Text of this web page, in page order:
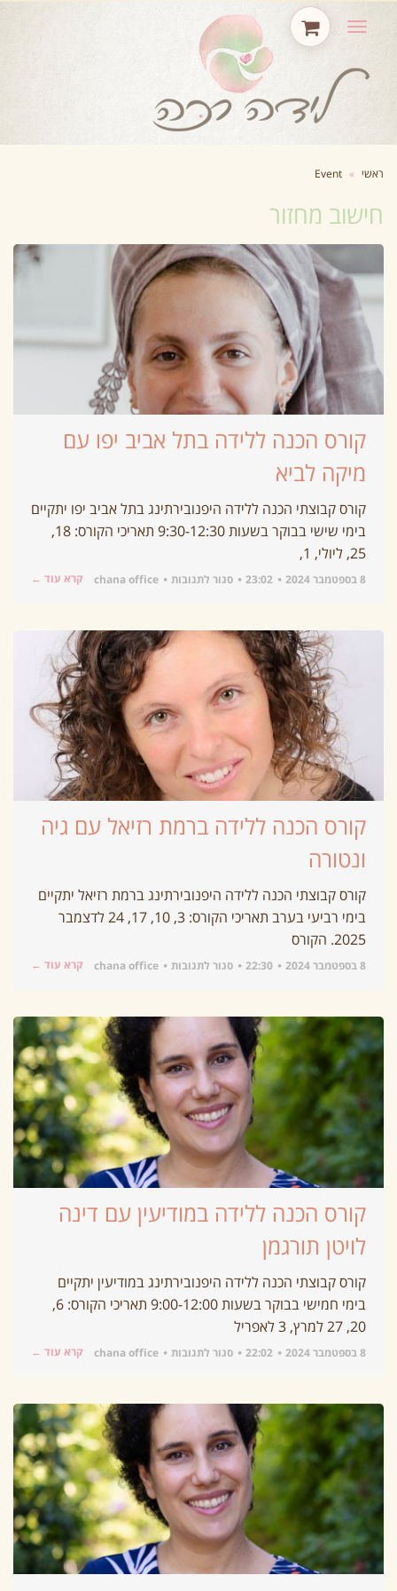
תפריט
ראשי »
Event
חישוב מחזור
קורס הכנה ללידה בתל אביב יפו עם
מיקה לביא
קורס קבוצתי הכנה ללידה היפנובירתינג בתל אביב יפו יתקיים
בימי שישי בבוקר בשעות 9:30-12:30 תאריכי הקורס: 18,
25, ליולי, 1,
8 בספטמבר 2024 23:02 סגור לתגובות chana office קרא עוד ←
קורס הכנה ללידה ברמת רזיאל עם גיה
ונטורה
קורס קבוצתי הכנה ללידה היפנובירתינג ברמת רזיאל יתקיים
בימי רביעי בערב תאריכי הקורס: 3, 10, 17, 24 לדצמבר
2025. הקורס
8 בספטמבר 2024 22:30 סגור לתגובות chana office קרא עוד ←
קורס הכנה ללידה במודיעין עם דינה
לויטן תורגמן
קורס קבוצתי הכנה ללידה היפנובירתינג במודיעין יתקיים
בימי חמישי בבוקר בשעות 9:00-12:00 תאריכי הקורס: 6,
20, 27 למרץ, 3 לאפריל
8 בספטמבר 2024 22:02 סגור לתגובות chana office קרא עוד ←